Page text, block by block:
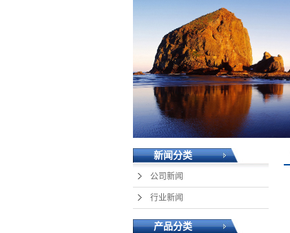
新闻分类
公司新闻
行业新闻
产品分类